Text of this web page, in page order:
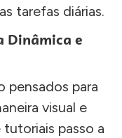
tarefas diárias.
Dinâmica e
pensados para
visual e
passo a